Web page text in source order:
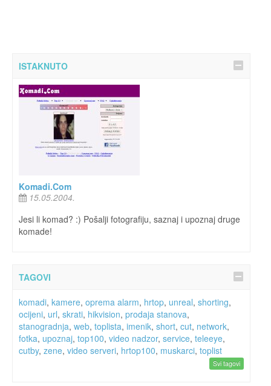
ISTAKNUTO
Komadi.Com
15.05.2004.
Jesi li komad? :) Pošalji fotografiju, saznaj i upoznaj druge
komade!
TAGOVI
komadi, kamere, oprema alarm, hrtop, unreal, shorting,
ocijeni, url, skrati, hikvision, prodaja stanova,
stanogradnja, web, toplista, imenik, short, cut, network,
fotka, upoznaj, top100, video nadzor, service, teleeye,
cutby, zene, video serveri, hrtop100, muskarci, toplist
Svi tagovi